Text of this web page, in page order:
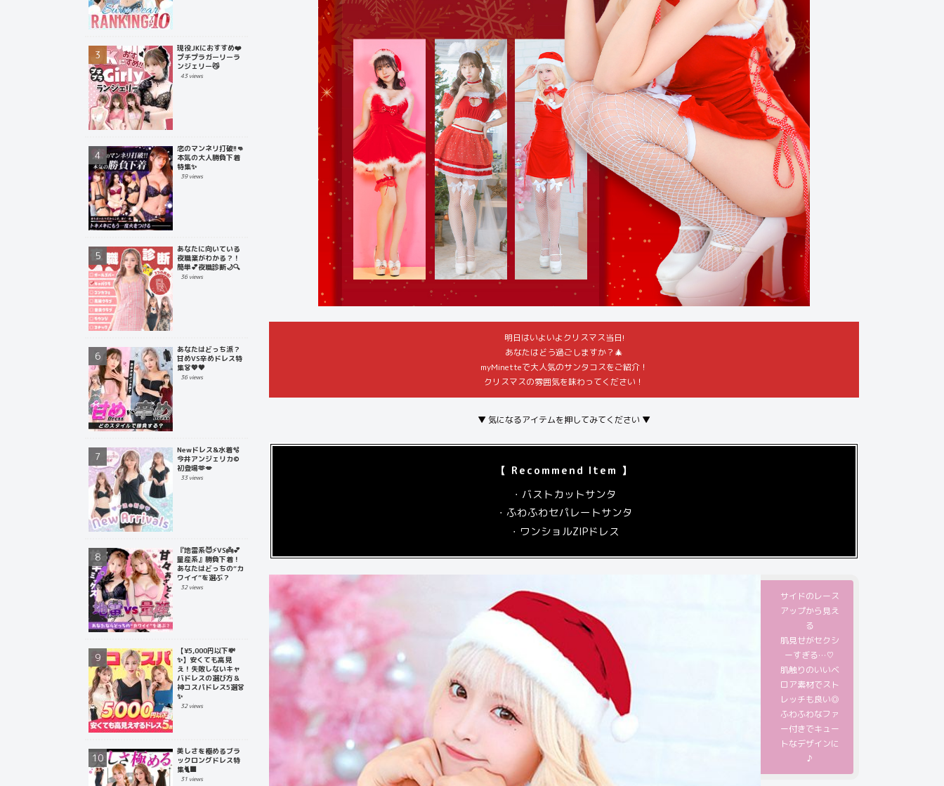
明日はいよいよクリスマス当日!
あなたはどう過ごしますか？🎄
myMinetteで大人気のサンタコスをご紹介！
クリスマスの雰囲気を味わってください！
▼ 気になるアイテムを押してみてください ▼
【 Recommend Item 】
・バストカットサンタ
・ふわふわセパレートサンタ
・ワンショルZIPドレス
サイドのレース
アップから見え
る
肌見せがセクシ
ーすぎる…♡
肌触りのいいベ
ロア素材でスト
レッチも良い◎
ふわふわなファ
ー付きでキュー
トなデザインに
♪
現役JKにおすすめ❤️
プチプラガーリーラ
ンジェリー😼
43 views
恋のマンネリ打破!!👊
本気の大人勝負下着
特集✨
39 views
あなたに向いている
夜職業がわかる？！
簡単💕夜職診断🌙🔍
36 views
あなたはどっち派？
甘めVS辛めドレス特
集👗💖🖤
36 views
Newドレス&水着🫧
今井アンジェリカ©
初登場🫶💋
33 views
『地雷系😈⚡️VS👼💕
量産系』勝負下着！
あなたはどっちの“カ
ワイイ”を選ぶ？
32 views
【¥5,000円以下💸
✨】安くても高見
え！失敗しないキャ
バドレスの選び方＆
神コスパドレス5選👗
✨
32 views
美しさを極めるブラ
ックロングドレス特
集🐈‍⬛
31 views